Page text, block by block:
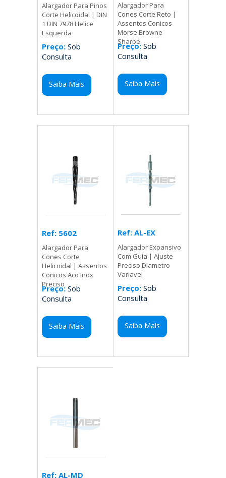
Alargador Para Pinos
Corte Helicoidal | DIN
1 DIN 7978 Helice
Esquerda
Preço: Sob
Consulta
Saiba Mais
Alargador Para
Cones Corte Reto |
Assentos Conicos
Morse Browne
Sharpe
Preço:Sob
Consulta
Saiba Mais
Ref: 5602
Alargador Para
Cones Corte
Helicoidal | Assentos
Conicos Aco Inox
Preciso
Preço: Sob
Consulta
Saiba Mais
Ref: AL-EX
Alargador Expansivo
Com Guia | Ajuste
Preciso Diametro
Variavel
Preço:Sob
Consulta
Saiba Mais
Ref: AL-MD